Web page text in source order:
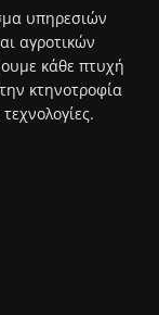
υπηρεσιών
αγροτικών
κάθε πτυχή
κτηνοτροφία